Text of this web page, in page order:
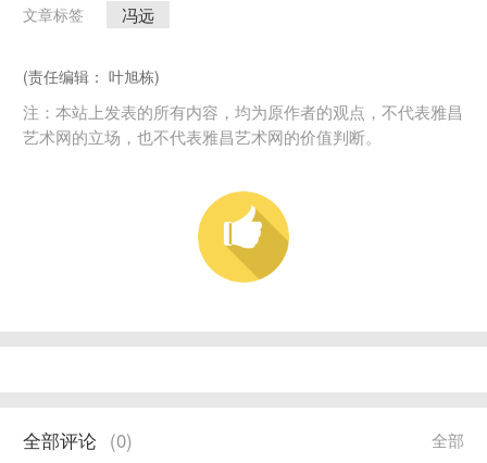
文章标签 冯远
(责任编辑： 叶旭栋)
注：本站上发表的所有内容，均为原作者的观点，不代表雅昌
艺术网的立场，也不代表雅昌艺术网的价值判断。
全部
全部评论 (0)